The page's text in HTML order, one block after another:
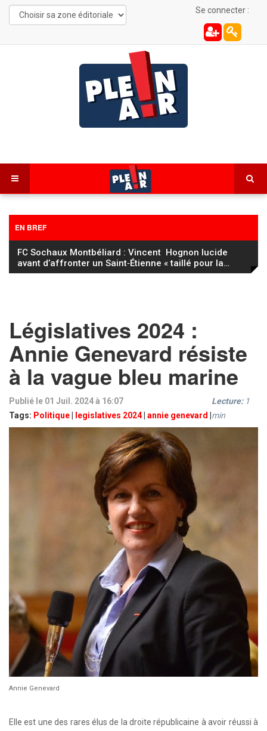
Se connecter :
EN BREF
FC Sochaux Montbéliard : Vincent Hognon lucide
avant d’affronter un Saint‑Étienne « taillé pour la…
Législatives 2024 :
Annie Genevard résiste
à la vague bleu marine
Publié le 01 Juil. 2024 à 16:07
Tags: Politique legislatives 2024| annie genevard
Lecture: 1
min
Annie Genevard
Elle est une des rares élus de la droite républicaine à avoir réussi à